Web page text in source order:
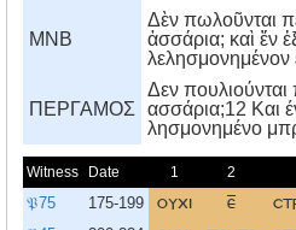
MNB
Δὲν πωλοῦνται
ἀσσάρια; καὶ ἕν
λελησμονημένον
ΠΕΡΓΑΜΟΣ
Δεν πουλιούνται
ασσάρια;12 Kαι
λησμονημένο
Witness Date 1 2
𝔓75 175-199 ουχι ε